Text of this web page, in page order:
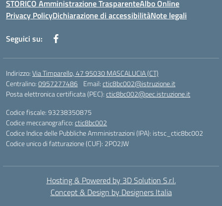
STORICO Amministrazione TrasparenteAlbo Online
Privacy PolicyDichiarazione di accessibilitàNote legali
Seguici su:
Indirizzo:Via Timparello, 47 95030 MASCALUCIA (CT)
Centralino:0957277486 Email:ctic8bc002@istruzione.it
Posta elettronica certificata (PEC):ctic8bc002@pec.istruzione.it
Codice fiscale: 93238350875
Codice meccanografico:ctic8bc002
Codice Indice delle Pubbliche Amministrazioni (IPA): istsc_ctic8bc002
Codice unico di fatturazione (CUF): 2PO2JW
Hosting & Powered by 3D Solution S.r.l.
Concept & Design by Designers Italia